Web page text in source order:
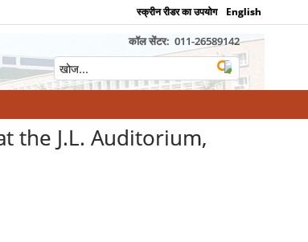
स्क्रीन रीडर का उपयोग English
कॉल सेंटर: 011-26589142
the J.L. Auditorium,